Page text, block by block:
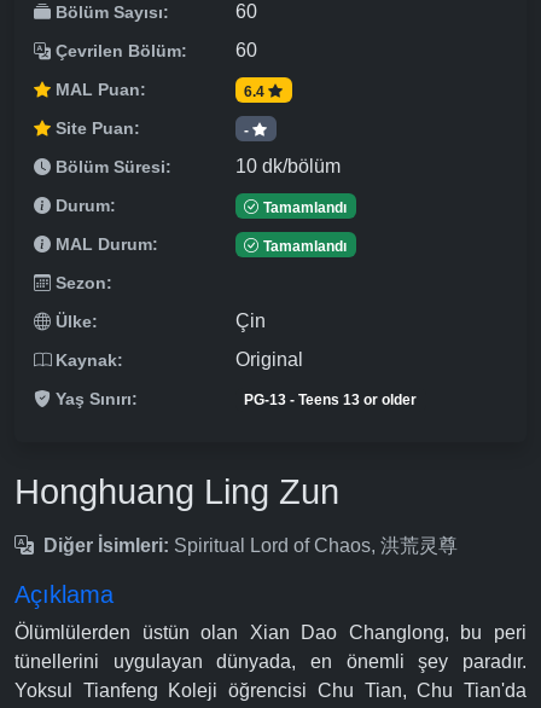
Bölüm Sayısı: 60
Çevrilen Bölüm: 60
MAL Puan: 6.4
Site Puan: -
Bölüm Süresi: 10 dk/bölüm
Durum: Tamamlandı
MAL Durum: Tamamlandı
Sezon:
Ülke:
Çin
Kaynak: Original
Yaş Sınırı: PG-13 - Teens 13 or older
Honghuang Ling Zun
Diğer İsimleri: Spiritual Lord of Chaos, 洪荒灵尊
Açıklama
Ölümlülerden üstün olan Xian Dao Changlong, bu peri
tünellerini uygulayan dünyada, en önemli şey paradır.
Yoksul Tianfeng Koleji öğrencisi Chu Tian, Chu Tian'da